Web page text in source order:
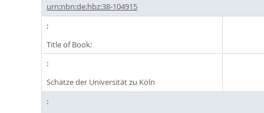
urn:nbn:de:hbz:38-104915
Title of Book:
Schätze der Universität zu Köln